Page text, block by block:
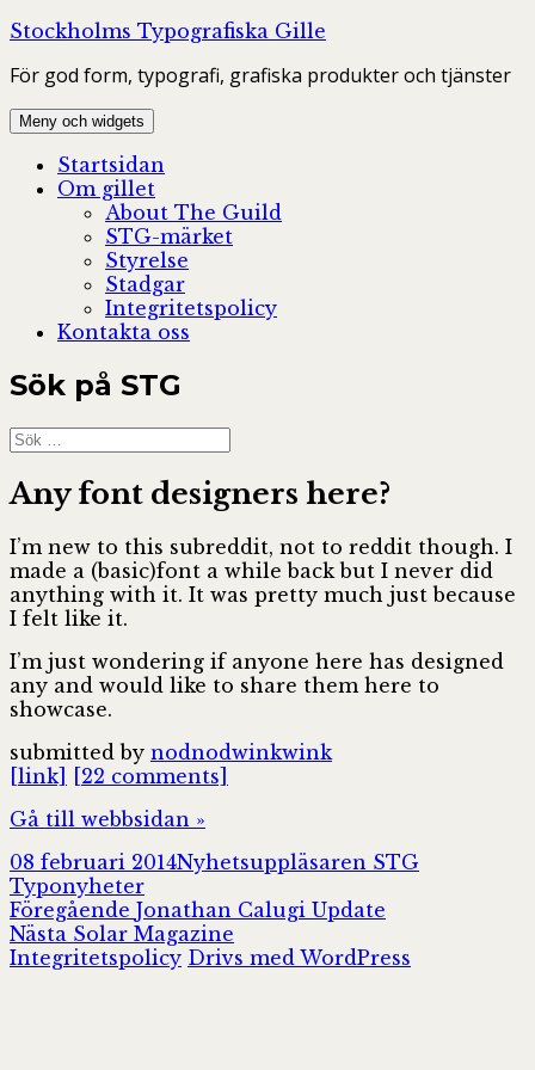
Hoppa
innehåll
Stockholms Typografiska Gille
För god form, typografi, grafiska produkter och tjänster
Meny och widgets
Startsidan
Om gillet
About The Guild
STG-märket
Styrelse
Stadgar
Integritetspolicy
Kontakta oss
Sök på STG
Sök
efter:
Any font designers here?
I’m new to this subreddit, not to reddit though. I
made a (basic)font a while back but I never did
anything with it. It was pretty much just because
I felt like it.
I’m just wondering if anyone here has designed
any and would like to share them here to
showcase.
submitted by nodnodwinkwink
[link] [22 comments]
Gå till webbsidan »
Postat
08 februari 2014Författare
Nyhetsuppläsaren STGKategorier
Typonyheter
Inläggsnavigering
Föregående Föregående
inlägg:
Jonathan Calugi Update
Nästa Nästa
inlägg:
Solar Magazine
Integritetspolicy Drivs med WordPress